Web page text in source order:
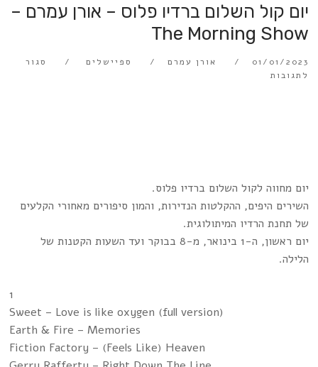
יום קול השלום ברדיו פלוס – אורן עמרם –
The Morning Show
01/01/2023 אורן עמרם ספיישלים
סגור
לתגובות
יום מחווה לקול השלום ברדיו פלוס.
השירים היפים, ההקלטות הנדירות, והמון סיפורים מאחורי הקלעים
של תחנת הרדיו המיתולוגית.
יום ראשון, ה-1 בינואר, מ-8 בבוקר ועד השעות הקטנות של
הלילה.
1
Sweet – Love is like oxygen (full version)
Earth & Fire – Memories
Fiction Factory – (Feels Like) Heaven